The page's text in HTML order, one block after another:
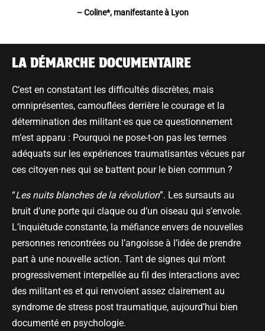
– Coline*, manifestante à Lyon
LA DÉMARCHE DOCUMENTAIRE
C’est en constatant les difficultés discrètes, mais
omniprésentes, camouflées derrière le courage et la
détermination des militant·es que ce questionnement
m’est apparu : Pourquoi ne pose-t-on pas les termes
adéquats sur les expériences traumatisantes vécues par
ces citoyen·nes qui se battent pour le bien commun ?
“Les nuits blanches de la révolution”. Les sursauts au
bruit d’une porte qui claque ou d’un oiseau qui s’envole.
L’inquiétude constante, la méfiance envers de nouvelles
personnes rencontrées ou l’angoisse à l’idée de prendre
part à une nouvelle action. Tant de signes qui m’ont
progressivement interpellée au fil des interactions avec
des militant·es et qui renvoient assez clairement au
syndrome de stress post traumatique, aujourd’hui bien
documenté en psychologie.